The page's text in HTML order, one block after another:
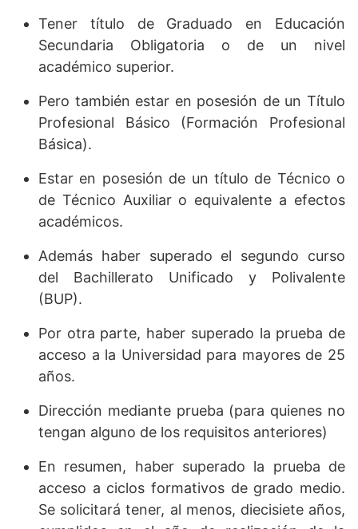
Tener título de Graduado en Educación
Secundaria Obligatoria o de un nivel
académico superior.
Pero también estar en posesión de un Título
Profesional Básico (Formación Profesional
Básica).
Estar en posesión de un título de Técnico o
de Técnico Auxiliar o equivalente a efectos
académicos.
Además haber superado el segundo curso
del Bachillerato Unificado y Polivalente
(BUP).
Por otra parte, haber superado la prueba de
acceso a la Universidad para mayores de 25
años.
Dirección mediante prueba (para quienes no
tengan alguno de los requisitos anteriores)
En resumen, haber superado la prueba de
acceso a ciclos formativos de grado medio.
Se solicitará tener, al menos, diecisiete años,